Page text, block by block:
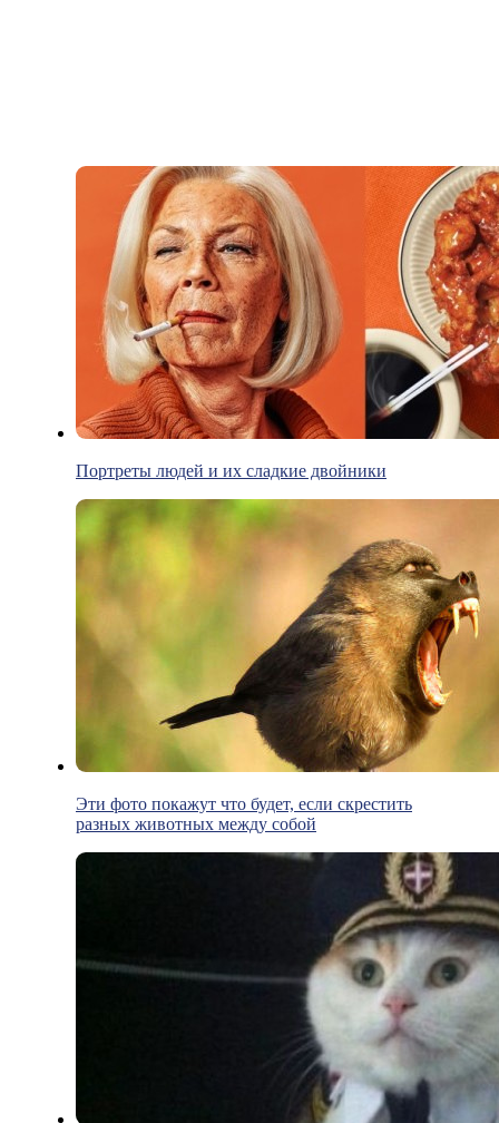
Портреты людей и их сладкие двойники
Эти фото покажут что будет, если скрестить
разных животных между собой